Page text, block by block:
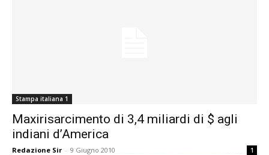
Stampa italiana 1
Maxirisarcimento di 3,4 miliardi di $ agli
indiani d’America
Redazione Sir - 9 Giugno 2010 1